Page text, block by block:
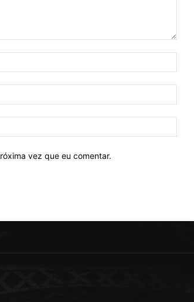
mail:*
vez que eu comentar.